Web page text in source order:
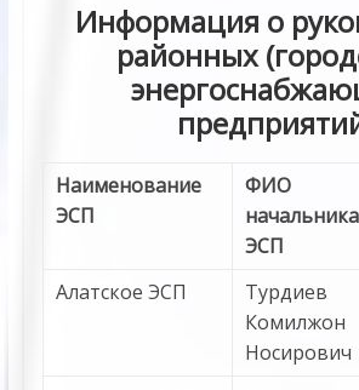
Информация о
районных
Наименование
ЭСП
ФИО
начальника
ЭСП
Алатское ЭСП
Турдиев
Комилжон
Носирович